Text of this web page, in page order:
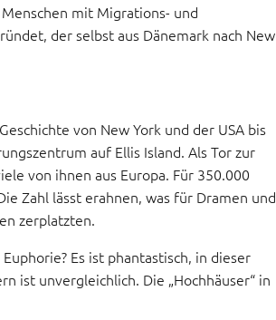
mit Migrations- und
der selbst aus Dänemark nach New
von New York und der USA bis
auf Ellis Island. Als Tor zur
von ihnen aus Europa. Für 350.000
Zahl lässt erahnen, was für Dramen und
zerplatzten.
Es ist phantastisch, in dieser
ist unvergleichlich. Die „Hochhäuser“ in